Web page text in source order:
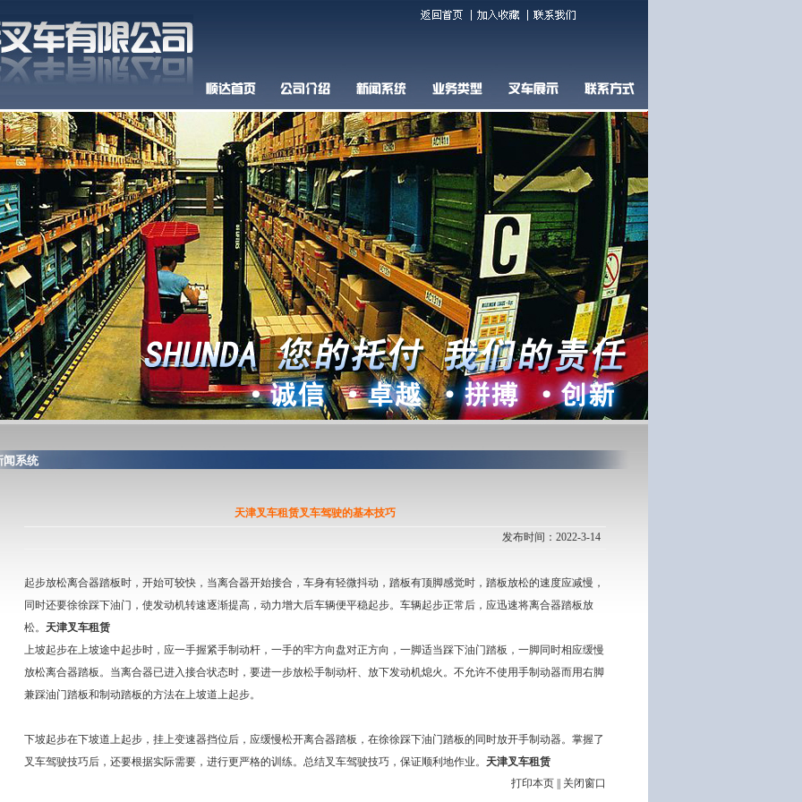
系统
天津叉车租赁叉车驾驶的基本技巧
发布时间：2022-3-14
起步放松离合器踏板时，开始可较快，当离合器开始接合，车身有轻微抖动，踏板有顶脚感觉时，踏板放松的速度应减慢，
同时还要徐徐踩下油门，使发动机转速逐渐提高，动力增大后车辆便平稳起步。车辆起步正常后，应迅速将离合器踏板放
松。
天津叉车租赁
上坡起步在上坡途中起步时，应一手握紧手制动杆，一手的牢方向盘对正方向，一脚适当踩下油门踏板，一脚同时相应缓慢
放松离合器踏板。当离合器已进入接合状态时，要进一步放松手制动杆、放下发动机熄火。不允许不使用手制动器而用右脚
兼踩油门踏板和制动踏板的方法在上坡道上起步。
下坡起步在下坡道上起步，挂上变速器挡位后，应缓慢松开离合器踏板，在徐徐踩下油门踏板的同时放开手制动器。掌握了
叉车驾驶技巧后，还要根据实际需要，进行更严格的训练。总结叉车驾驶技巧，保证顺利地作业。
天津叉车租赁
打印本页|| 关闭窗口